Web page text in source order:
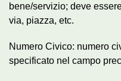
bene/servizio; deve
via, piazza, etc.
Numero Civico: numero
specificato nel campo